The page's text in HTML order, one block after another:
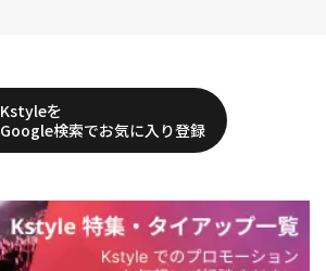
Kstyleを
Google検索でお気に入り登録